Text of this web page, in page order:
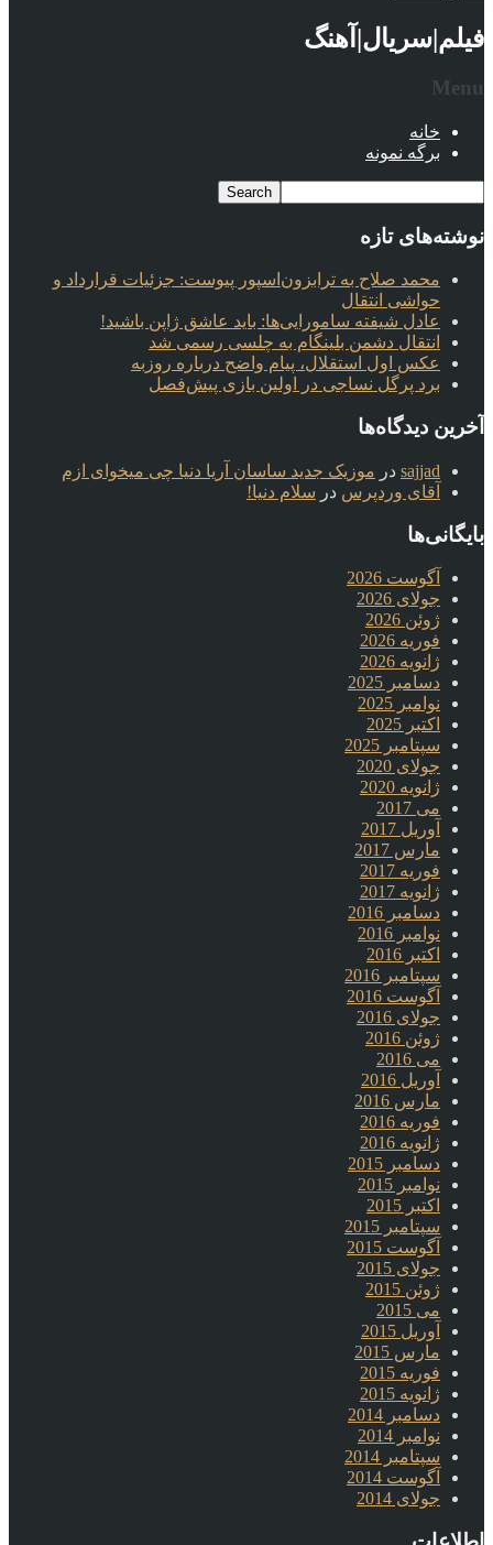
فیلم|سریال|آهنگ
Menu
خانه
برگه نمونه
نوشته‌های تازه
محمد صلاح به ترابزون‌اسپور پیوست: جزئیات قرارداد و
حواشی انتقال
عادل شیفته سامورایی‌ها: باید عاشق ژاپن باشید!
انتقال دشمن بلینگام به چلسی رسمی شد
عکس اول استقلال، پیام واضح درباره روزبه
برد پرگل نساجی در اولین بازی پیش‌فصل
آخرین دیدگاه‌ها
sajjad در موزیک جدید ساسان آریا دنیا چی میخوای ازم
آقای وردپرس در سلام دنیا!
بایگانی‌ها
آگوست 2026
جولای 2026
ژوئن 2026
فوریه 2026
ژانویه 2026
دسامبر 2025
نوامبر 2025
اکتبر 2025
سپتامبر 2025
جولای 2020
ژانویه 2020
می 2017
آوریل 2017
مارس 2017
فوریه 2017
ژانویه 2017
دسامبر 2016
نوامبر 2016
اکتبر 2016
سپتامبر 2016
آگوست 2016
جولای 2016
ژوئن 2016
می 2016
آوریل 2016
مارس 2016
فوریه 2016
ژانویه 2016
دسامبر 2015
نوامبر 2015
اکتبر 2015
سپتامبر 2015
آگوست 2015
جولای 2015
ژوئن 2015
می 2015
آوریل 2015
مارس 2015
فوریه 2015
ژانویه 2015
دسامبر 2014
نوامبر 2014
سپتامبر 2014
آگوست 2014
جولای 2014